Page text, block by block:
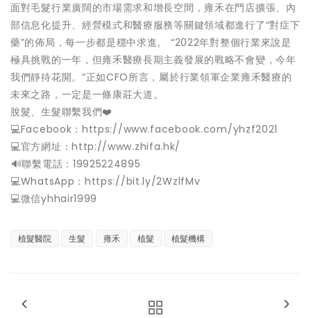
面對毛髮行業廣闊的市場需求和增長空間，雍禾在門店擴張、內
部信息化提升、經營模式和醫療服務等關鍵領域都進行了“對症下
藥”的佈局，每一步都是穩中求進。 “2022年對整個行業來說是
極具挑戰的一年，但雍禾醫療長期主義發展的戰略不會變，今年
我們靜待花開。”正如CFO所言，屬於行業領軍企業雍禾醫療的
未來之路，一定是一條康莊大道。
脫髮、生髮聯繫我們❤️
💻Facebook：https://www.facebook.com/yhzf2021
💻官方網址：http://www.zhifa.hk/
️🔊聯繫電話：19925224895
💻WhatsApp：https://bit.ly/2WzlfMv
💻微信yhhair1999
植髮醫院 生髮 雍禾 植髮 植髮機構